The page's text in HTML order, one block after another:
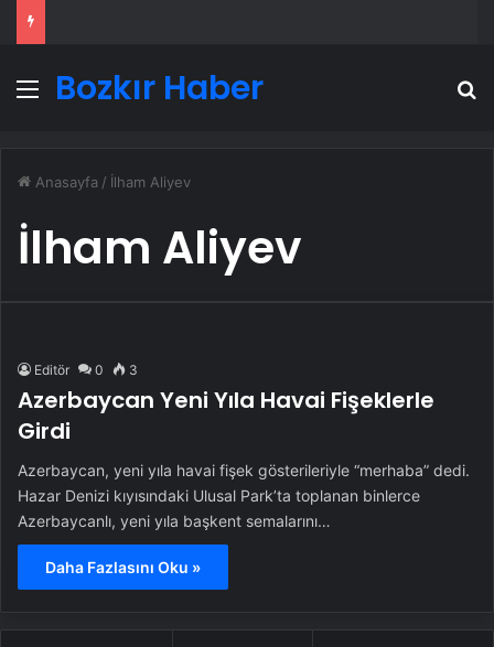
Menü
Bozkır Haber
Anasayfa / İlham Aliyev
İlham Aliyev
Editör 0 3
Azerbaycan Yeni Yıla Havai Fişeklerle
Girdi
Azerbaycan, yeni yıla havai fişek gösterileriyle “merhaba” dedi.
Hazar Denizi kıyısındaki Ulusal Park’ta toplanan binlerce
Azerbaycanlı, yeni yıla başkent semalarını…
Daha Fazlasını Oku »